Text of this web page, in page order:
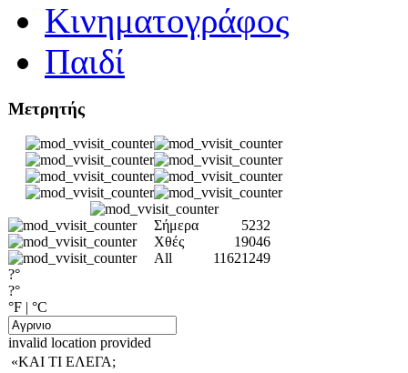
Κινηματογράφος
Παιδί
Μετρητής
Σήμερα
5232
Χθές
19046
All
11621249
?°
?°
°F | °C
invalid location provided
«ΚΑΙ ΤΙ ΕΛΕΓΑ;